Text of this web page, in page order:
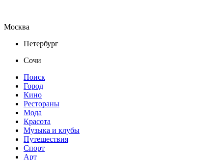
Москва
Петербург
Сочи
Поиск
Город
Кино
Рестораны
Мода
Красота
Музыка и клубы
Путешествия
Спорт
Арт